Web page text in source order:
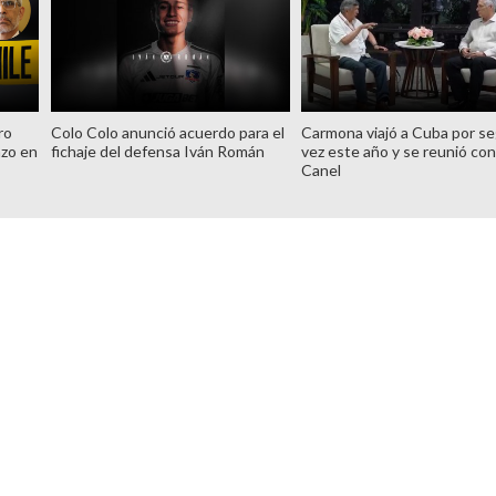
en
Colo Colo anunció acuerdo para el
fichaje del defensa Iván Román
Carmona viajó a Cuba por
vez este año y se reunió
Canel